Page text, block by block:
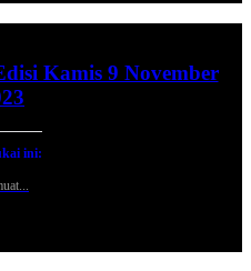
Kamis 9 November
ini: